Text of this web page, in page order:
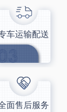
车运输配送
面售后服务